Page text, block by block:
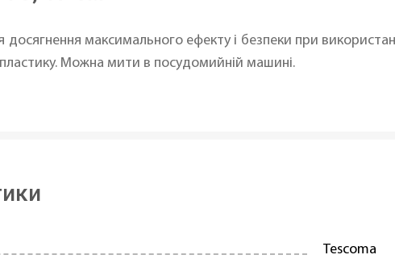
досягнення максимального ефекту і безпеки при
пластику. Можна мити в посудомийній машині.
Tescoma